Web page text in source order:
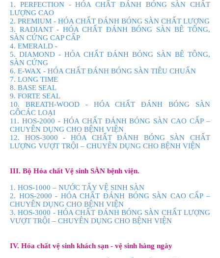
1. PERFECTION - HÓA CHẤT ĐÁNH BÓNG SÀN CHẤT
LƯỢNG CAO
2. PREMIUM - HÓA CHẤT ĐÁNH BÓNG SÀN CHẤT LƯỢNG
3. RADIANT - HÓA CHẤT ĐÁNH BÓNG SÀN BÊ TÔNG,
SÀN CỨNG CAP CẤP
4. EMERALD -
5. DIAMOND - HÓA CHẤT ĐÁNH BÓNG SÀN BÊ TÔNG,
SÀN CỨNG
6. E-WAX - HÓA CHẤT ĐÁNH BÓNG SÀN TIÊU CHUẨN
7. LONG TIME
8. BASE SEAL
9. FORTE SEAL
10. BREATH-WOOD - HÓA CHẤT ĐÁNH BÓNG SÀN
GỖCÁC LOẠI
11. HOS-2000 - HÓA CHẤT ĐÁNH BÓNG SÀN CAO CẤP –
CHUYÊN DỤNG CHO BỆNH VIỆN
12. HOS-3000 - HÓA CHẤT ĐÁNH BÓNG SÀN CHẤT
LƯỢNG VƯỢT TRỘI – CHUYÊN DỤNG CHO BỆNH VIỆN
III. Bộ Hóa chất Vệ sinh SÀN bệnh viện.
1. HOS-1000 – NƯỚC TẨY VỆ SINH SÀN
2. HOS-2000 - HÓA CHẤT ĐÁNH BÓNG SÀN CAO CẤP –
CHUYÊN DỤNG CHO BỆNH VIỆN
3. HOS-3000 - HÓA CHẤT ĐÁNH BÓNG SÀN CHẤT LƯỢNG
VƯỢT TRỘI – CHUYÊN DỤNG CHO BỆNH VIỆN
IV. Hóa chất vệ sinh khách sạn - vệ sinh hàng ngày